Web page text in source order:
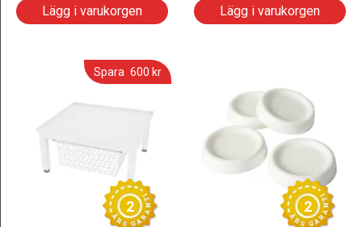
Lägg i varukorgen Lägg i varukorgen
Spara 600 kr
2 2